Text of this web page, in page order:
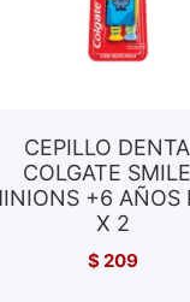
CEPILLO
COLGATE
+6 AÑOS
X 2
$209